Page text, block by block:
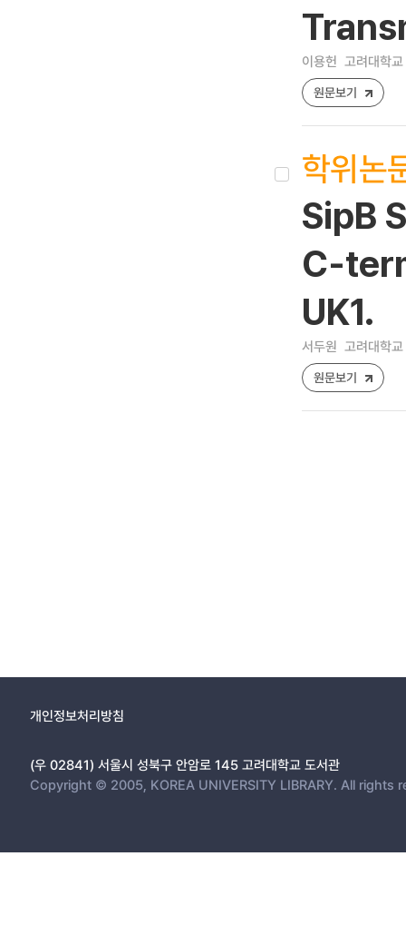
이용헌 고려대학
원문보기
학위논
SipB
C-
UK1.
서두원 고려대학
원문보기
개인정보처리방침
(우 02841) 서울시 성북구 안암로 145 고려대학교 도서관
Copyright © 2005, KOREA UNIVERSITY LIBRARY. All rights